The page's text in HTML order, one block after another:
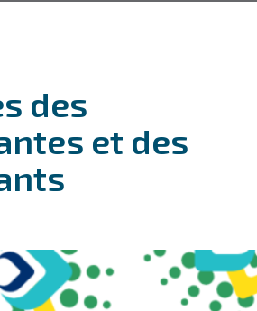
des
et des